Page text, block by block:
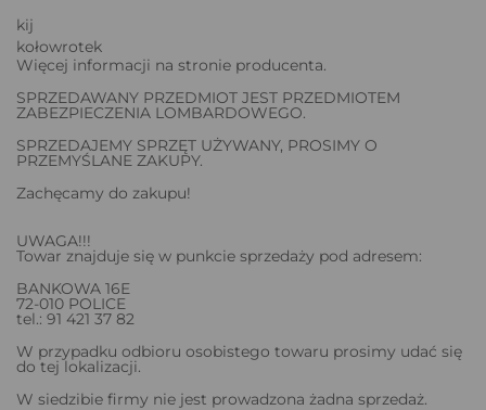
kij
kołowrotek
Więcej informacji na stronie producenta.
SPRZEDAWANY PRZEDMIOT JEST PRZEDMIOTEM
ZABEZPIECZENIA LOMBARDOWEGO.
SPRZEDAJEMY SPRZĘT UŻYWANY, PROSIMY O
PRZEMYŚLANE ZAKUPY.
Zachęcamy do zakupu!
UWAGA!!!
Towar znajduje się w punkcie sprzedaży pod adresem:
BANKOWA 16E
72-010 POLICE
tel.: 91 421 37 82
W przypadku odbioru osobistego towaru prosimy udać się
do tej lokalizacji.
W siedzibie firmy nie jest prowadzona żadna sprzedaż.